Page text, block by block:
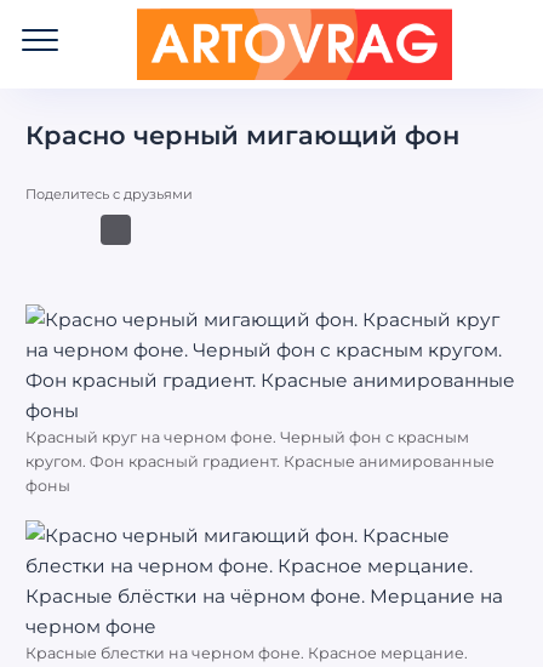
Красно черный мигающий фон
Поделитесь с друзьями
Красный круг на черном фоне. Черный фон с красным
кругом. Фон красный градиент. Красные анимированные
фоны
Красные блестки на черном фоне. Красное мерцание.